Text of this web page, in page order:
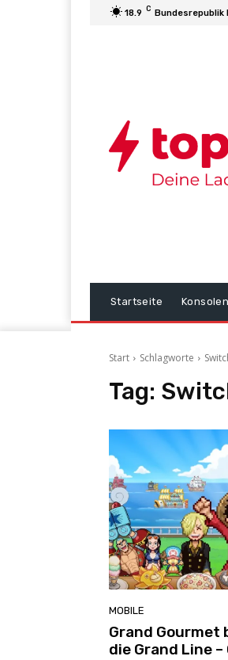
18.9 C Bundesrepublik
Startseite Konsolen
Start Schlagworte
Tag:
MOBILE
Grand Gourmet
die Grand Line –